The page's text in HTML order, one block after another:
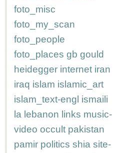
foto_misc
foto_my_scan
foto_people
foto_places gb gould
heidegger internet iran
iraq islam islamic_art
islam_text-engl ismaili
la lebanon links music-
video occult pakistan
pamir politics shia site-